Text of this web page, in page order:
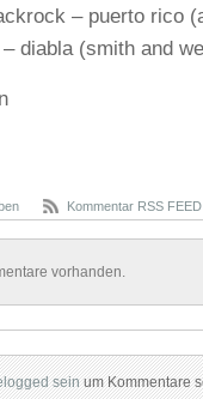
– puerto rico
– diabla (smith and
Kommentar RSS FEED
vorhanden.
seinum Kommentare